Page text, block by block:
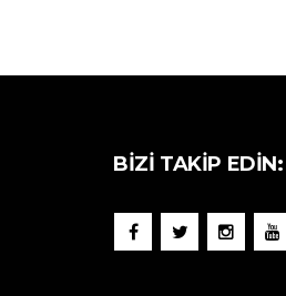
BIZI TAKIP EDIN: